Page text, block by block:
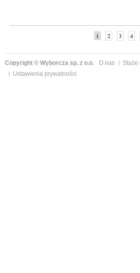
1 2 3 4
Copyright © Wyborcza sp. z o.o. O nas Staże
Ustawienia prywatności